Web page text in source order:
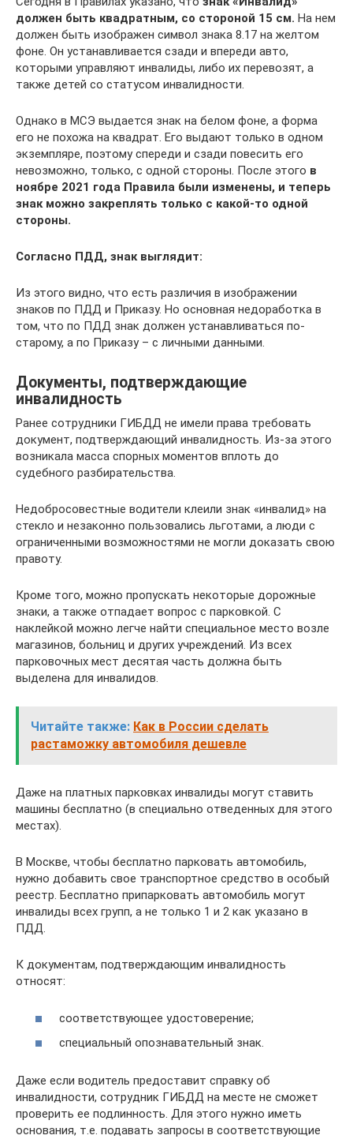
должен быть квадратным, со стороной 15 см. На нем
должен быть изображен символ знака 8.17 на желтом
фоне. Он устанавливается сзади и впереди авто,
которыми управляют инвалиды, либо их перевозят, а
также детей со статусом инвалидности.
Однако в МСЭ выдается знак на белом фоне, а форма
его не похожа на квадрат. Его выдают только в одном
экземпляре, поэтому спереди и сзади повесить его
невозможно, только, с одной стороны. После этого в
ноябре 2021 года Правила были изменены, и теперь
знак можно закреплять только с какой-то одной
стороны.
Согласно ПДД, знак выглядит:
Из этого видно, что есть различия в изображении
знаков по ПДД и Приказу. Но основная недоработка в
том, что по ПДД знак должен устанавливаться по-
старому, а по Приказу – с личными данными.
Документы, подтверждающие
инвалидность
Ранее сотрудники ГИБДД не имели права требовать
документ, подтверждающий инвалидность. Из-за этого
возникала масса спорных моментов вплоть до
судебного разбирательства.
Недобросовестные водители клеили знак «инвалид» на
стекло и незаконно пользовались льготами, а люди с
ограниченными возможностями не могли доказать свою
правоту.
Кроме того, можно пропускать некоторые дорожные
знаки, а также отпадает вопрос с парковкой. С
наклейкой можно легче найти специальное место возле
магазинов, больниц и других учреждений. Из всех
парковочных мест десятая часть должна быть
выделена для инвалидов.
Читайте также: Как в России сделать
растаможку автомобиля дешевле
Даже на платных парковках инвалиды могут ставить
машины бесплатно (в специально отведенных для этого
местах).
В Москве, чтобы бесплатно парковать автомобиль,
нужно добавить свое транспортное средство в особый
реестр. Бесплатно припарковать автомобиль могут
инвалиды всех групп, а не только 1 и 2 как указано в
ПДД.
К документам, подтверждающим инвалидность
относят:
соответствующее удостоверение;
специальный опознавательный знак.
Даже если водитель предоставит справку об
инвалидности, сотрудник ГИБДД на месте не сможет
проверить ее подлинность. Для этого нужно иметь
основания, т.е. подавать запросы в соответствующие